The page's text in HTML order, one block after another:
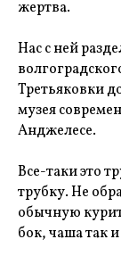
жертва.
Нас с ней
Третьяковки
музея
Анджелесе.
Все-таки это
трубку. Не
обычную
бок, чаша так